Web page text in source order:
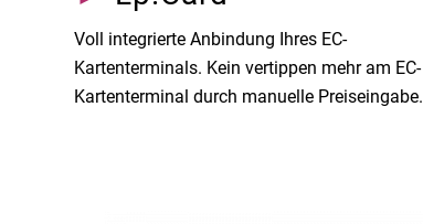
Voll integrierte Anbindung Ihres EC-
Kartenterminals. Kein vertippen mehr am EC-
Kartenterminal durch manuelle Preiseingabe.